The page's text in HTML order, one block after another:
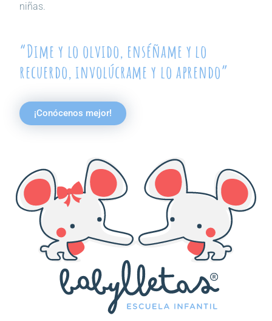
niñas.
“Dime y lo olvido, enséñame y lo
recuerdo, involúcrame y lo aprendo”
¡Conócenos mejor!